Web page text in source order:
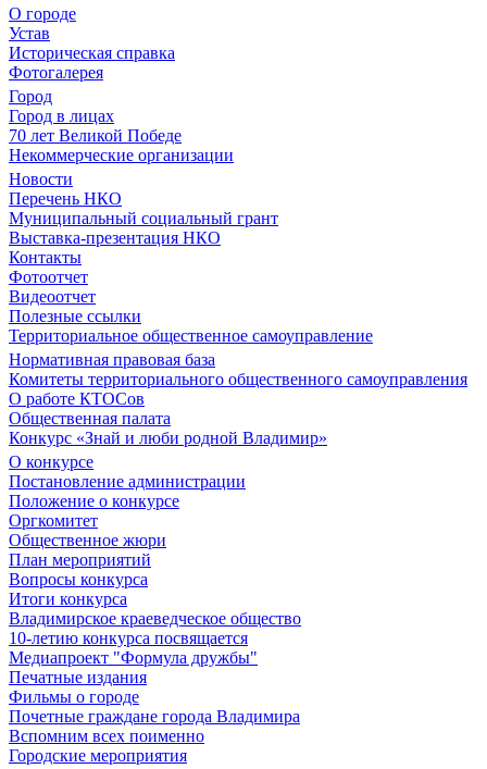
О городе
Устав
Историческая справка
Фотогалерея
Город
Город в лицах
70 лет Великой Победе
Некоммерческие организации
Новости
Перечень НКО
Муниципальный социальный грант
Выставка-презентация НКО
Контакты
Фотоотчет
Видеоотчет
Полезные ссылки
Территориальное общественное самоуправление
Нормативная правовая база
Комитеты территориального общественного самоуправления
О работе КТОСов
Общественная палата
Конкурс «Знай и люби родной Владимир»
О конкурсе
Постановление администрации
Положение о конкурсе
Оргкомитет
Общественное жюри
План мероприятий
Вопросы конкурса
Итоги конкурса
Владимирское краеведческое общество
10-летию конкурса посвящается
Медиапроект "Формула дружбы"
Печатные издания
Фильмы о городе
Почетные граждане города Владимира
Вспомним всех поименно
Городские мероприятия